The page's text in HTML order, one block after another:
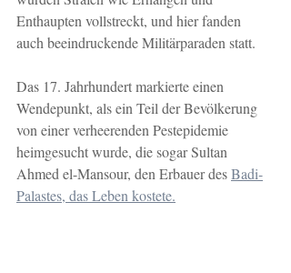
Enthaupten vollstreckt, und hier fanden
auch beeindruckende Militärparaden statt.
Das 17. Jahrhundert markierte einen
Wendepunkt, als ein Teil der Bevölkerung
von einer verheerenden Pestepidemie
heimgesucht wurde, die sogar Sultan
Ahmed el-Mansour, den Erbauer des Badi-
Palastes, das Leben kostete.